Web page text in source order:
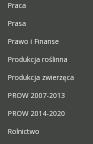
Praca
Prasa
Prawo i Finanse
Produkcja roślinna
Produkcja zwierzęca
PROW 2007-2013
PROW 2014-2020
Rolnictwo